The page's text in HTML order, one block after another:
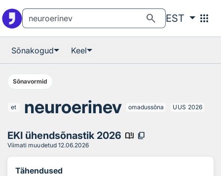
search EST apps
Sõnakogud Keel
Sõnavormid
et neuroerinev omadussõna UUS 2026
EKI ühendsõnastik 2026 book_ribbon content_copy
Viimati muudetud 12.06.2026
Tähendused